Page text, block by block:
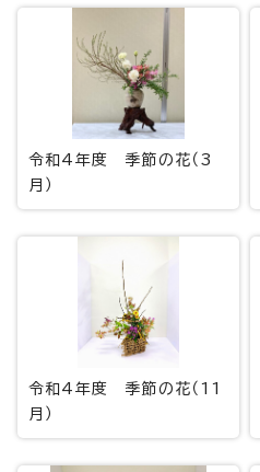
令和4年度 季節の花（3
月）
令和4年度 季節の花（11
月）